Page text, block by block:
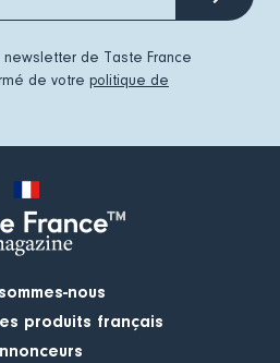
de Taste France
de votre politique de
nous
produits français